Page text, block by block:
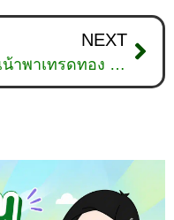
NEXT
คุณน้าพาเทรดทอง : วิเคราะห์ทองคำวันที่ 19 กรกฎาคม 2566